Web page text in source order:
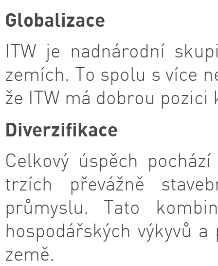
Globalizace
ITW je nadnárodní
zemích. To spolu s více
že ITW má dobrou
Diverzifikace
Celkový úspěch
trzích převážně
průmyslu. Tato
hospodářských výkyvů
země.